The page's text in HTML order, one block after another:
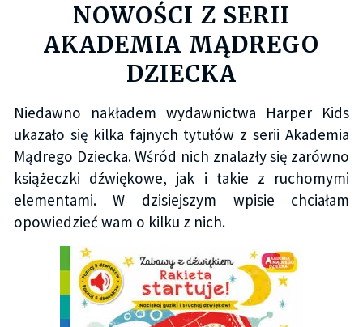
NOWOŚCI Z SERII
AKADEMIA MĄDREGO
DZIECKA
Niedawno nakładem wydawnictwa Harper Kids
ukazało się kilka fajnych tytułów z serii Akademia
Mądrego Dziecka. Wśród nich znalazły się zarówno
książeczki dźwiękowe, jak i takie z ruchomymi
elementami. W dzisiejszym wpisie chciałam
opowiedzieć wam o kilku z nich.